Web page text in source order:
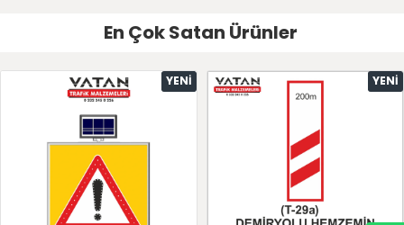
En Çok Satan Ürünler
YENI YENI